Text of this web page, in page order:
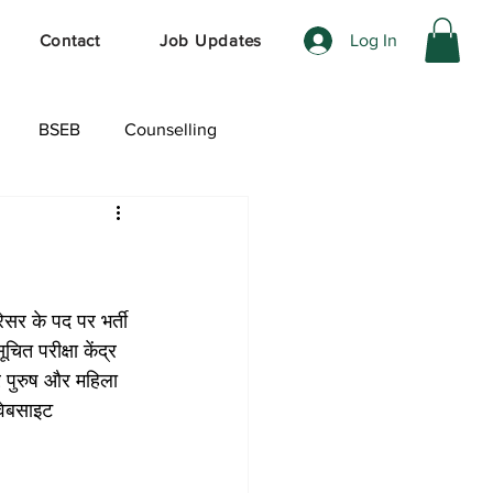
Contact Job Updates Log In
BSEB Counselling
के पद पर भर्ती
परीक्षा केंद्र
पुरुष और महिला